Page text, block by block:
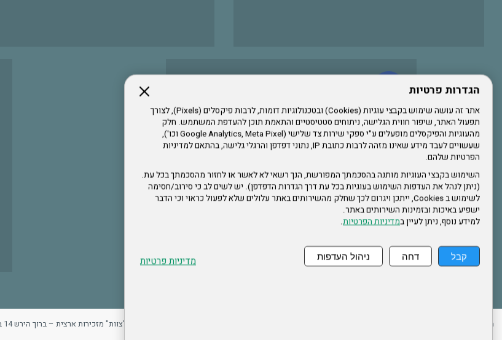
הגדרות פרטיות
אתר זה עושה שימוש בקבצי עוגיות (Cookies) ובטכנולוגיות דומות, לרבות פיקסלים (Pixels), לצורך
תפעול האתר, שיפור חווית הגלישה, ניתוחים סטטיסטיים והתאמת תוכן להעדפת המשתמש. חלק
מהעוגיות והפיקסלים מופעלים ע"י ספקי שירות צד שלישי (Google Analytics, Meta Pixel וכו'),
שעשויים לעבד מידע שאינו מזהה לרבות כתובת IP, נתוני דפדפן והרגלי גלישה, בהתאם למדיניות
הפרטיות שלהם.
השימוש בקבצי העוגיות מותנה בהסכמתך המפורשת, הנך רשאי לא לאשר או לחזור מהסכמתך בכל עת.
(ניתן לנהל את העדפות השימוש בעוגיות בכל עת דרך הגדרות הדפדפן). יש לשים לב כי סירוב/חסימה
לשימוש ב Cookies, ייתכן ויגרום לכך שחלק מהשירותים באתר עלולים שלא לפעול כראוי וכי הדבר
ישפיע באיכות ובזמינות השירותים באתר.
למידע נוסף, ניתן לעיין במדיניות הפרטיות.
קבל דחה ניהול העדפות מדיניות פרטיות
הרשמו לערוץ היוטיוב שלנו
אתר צה"ל
ההזמנות שלי ארגון "צוות" מזכירות ארצית – ברוך הירש 14 בני ברק